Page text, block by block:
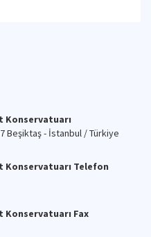
Konservatuarı
Beşiktaş - İstanbul / Türkiye
Konservatuarı Telefon
Konservatuarı Fax